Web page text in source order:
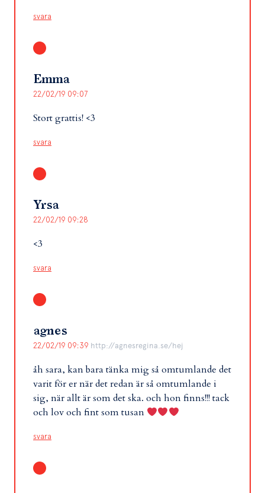
svara
Emma
22/02/19 09:07
Stort grattis! <3
svara
Yrsa
22/02/19 09:28
<3
svara
agnes
22/02/19 09:39 http://agnesregina.se/hej
åh sara, kan bara tänka mig så omtumlande det
varit för er när det redan är så omtumlande i
sig, när allt är som det ska. och hon finns!!! tack
och lov och fint som tusan
svara